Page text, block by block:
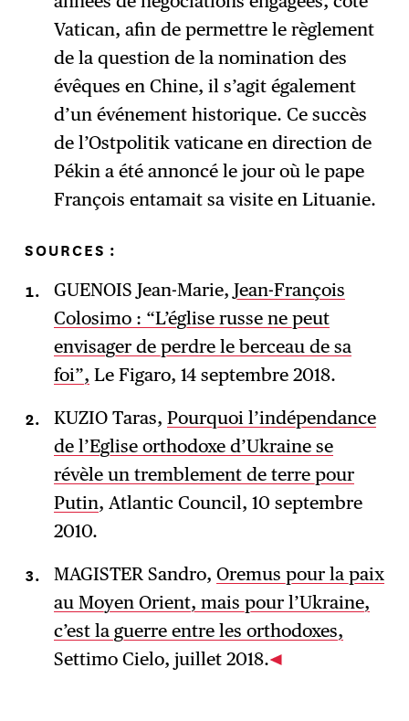
Vatican, afin de permettre le règlement
de la question de la nomination des
évêques en Chine, il s’agit également
d’un événement historique. Ce succès
de l’Ostpolitik vaticane en direction de
Pékin a été annoncé le jour où le pape
François entamait sa visite en Lituanie.
SOURCES :
GUENOIS Jean-Marie, Jean-François
Colosimo : “L’église russe ne peut
envisager de perdre le berceau de sa
foi”, Le Figaro, 14 septembre 2018.
KUZIO Taras, Pourquoi l’indépendance
de l’Eglise orthodoxe d’Ukraine se
révèle un tremblement de terre pour
Putin, Atlantic Council, 10 septembre
2010.
MAGISTER Sandro, Oremus pour la paix
au Moyen Orient, mais pour l’Ukraine,
c’est la guerre entre les orthodoxes,
Settimo Cielo, juillet 2018.